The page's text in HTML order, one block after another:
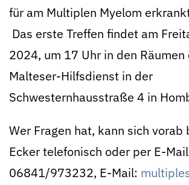
für am Multiplen Myelom
Das erste Treffen findet am
2024, um 17 Uhr in den Räumen
Malteser-Hilfsdienst in der
Schwesternhausstraße 4 in
Wer Fragen hat, kann sich vorab
Ecker telefonisch oder per E-
06841/973232, E-Mail: